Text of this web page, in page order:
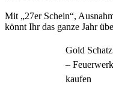
Mit „27er Schein“,
könnt Ihr das ganze Jahr
Gold
– Feuerwerk
kaufen